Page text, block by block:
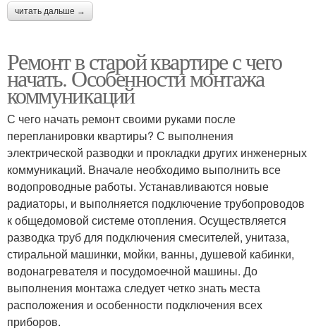
читать дальше →
Ремонт в старой квартире с чего
начать. Особенности монтажа
коммуникаций
С чего начать ремонт своими руками после
перепланировки квартиры? С выполнения
электрической разводки и прокладки других инженерных
коммуникаций. Вначале необходимо выполнить все
водопроводные работы. Устанавливаются новые
радиаторы, и выполняется подключение трубопроводов
к общедомовой системе отопления. Осуществляется
разводка труб для подключения смесителей, унитаза,
стиральной машинки, мойки, ванны, душевой кабинки,
водонагревателя и посудомоечной машины. До
выполнения монтажа следует четко знать места
расположения и особенности подключения всех
приборов.